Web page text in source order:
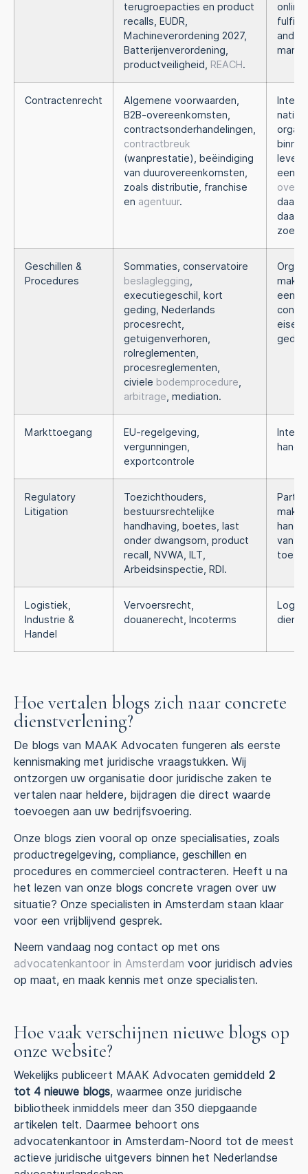
terugroepacties en product
recalls, EUDR,
Machineverordening 2027,
Batterijenverordening,
productveiligheid, REACH.
Contractenrecht
Algemene voorwaarden,
B2B-overeenkomsten,
contractsonderhandelingen,
contractbreuk
(wanprestatie), beëindiging
van duurovereenkomsten,
zoals distributie, franchise
en agentuur.
een
Geschillen &
Procedures
Sommaties, conservatoire
beslaglegging
executiegeschil, kort
geding, Nederlands
procesrecht,
getuigenverhoren,
rolreglementen,
procesreglementen,
civiele bodemprocedure
arbitrage , mediation.
een
eiser
Markttoegang
EU-regelgeving,
vergunningen,
exportcontrole
Regulatory
Litigation
Toezichthouders,
bestuursrechtelijke
handhaving, boetes, last
onder dwangsom, product
recall, NVWA, ILT,
Arbeidsinspectie, RDI.
van de
Logistiek,
Industrie &
Handel
Vervoersrecht,
douanerecht, Incoterms
Hoe vertalen blogs zich naar concrete
dienstverlening?
De blogs van MAAK Advocaten fungeren als eerste
kennismaking met juridische vraagstukken. Wij
ontzorgen uw organisatie door juridische zaken te
vertalen naar heldere, bijdragen die direct waarde
toevoegen aan uw bedrijfsvoering.
Onze blogs zien vooral op onze specialisaties, zoals
productregelgeving, compliance, geschillen en
procedures en commercieel contracteren. Heeft u na
het lezen van onze blogs concrete vragen over uw
situatie? Onze specialisten in Amsterdam staan klaar
voor een vrijblijvend gesprek.
Neem vandaag nog contact op met ons
advocatenkantoor in Amsterdam voor juridisch advies
op maat, en maak kennis met onze specialisten.
Hoe vaak verschijnen nieuwe blogs op
onze website?
Wekelijks publiceert MAAK Advocaten gemiddeld 2
tot 4 nieuwe blogs, waarmee onze juridische
bibliotheek inmiddels meer dan 350 diepgaande
artikelen telt. Daarmee behoort ons
advocatenkantoor in Amsterdam-Noord tot de meest
actieve juridische uitgevers binnen het Nederlandse